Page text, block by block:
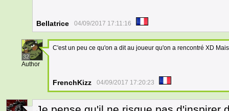
Bellatrice 04/09/2017 17:11:16
32
Author
C'est un peu ce qu'on a dit au joueur qu'on a rencontré XD
FrenchKizz 04/09/2017 17:20:23